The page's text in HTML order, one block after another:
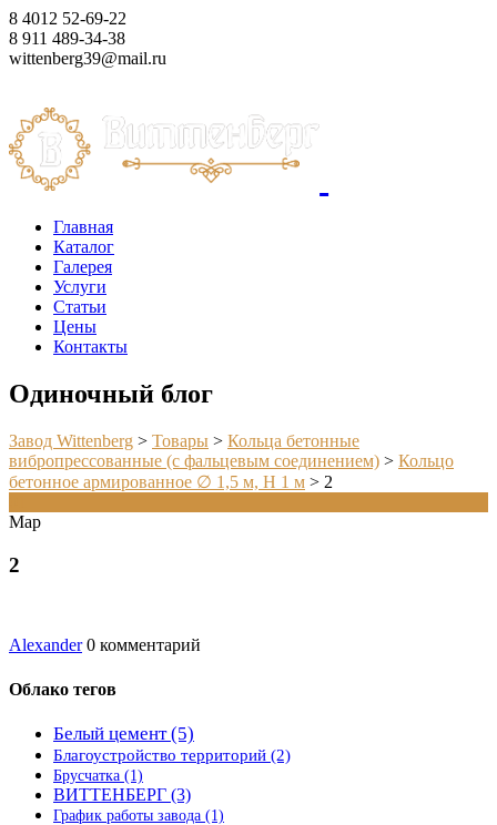
8 4012 52-69-22
8 911 489-34-38
wittenberg39@mail.ru
Главная
Каталог
Галерея
Услуги
Статьи
Цены
Контакты
Одиночный блог
Завод Wittenberg > Товары > Кольца бетонные
вибропрессованные (с фальцевым соединением) > Кольцо
бетонное армированное ∅ 1,5 м, Н 1 м > 2
Мар
2
Alexander 0 комментарий
Облако тегов
Белый цемент(5)
Благоустройство территорий (2)
Брусчатка (1)
ВИТТЕНБЕРГ (3)
График работы завода (1)